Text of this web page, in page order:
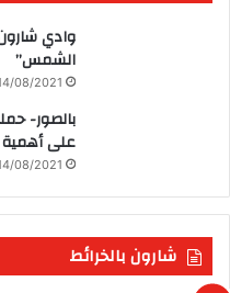
وادي
الشمس”
08/2021
بالصور-
على أهمية
08/2021
شارون بالخرائط